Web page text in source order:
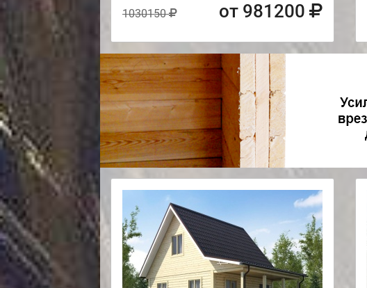
1030150 от 981200